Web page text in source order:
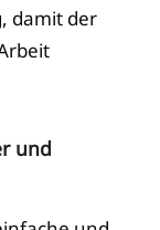
damit der
und